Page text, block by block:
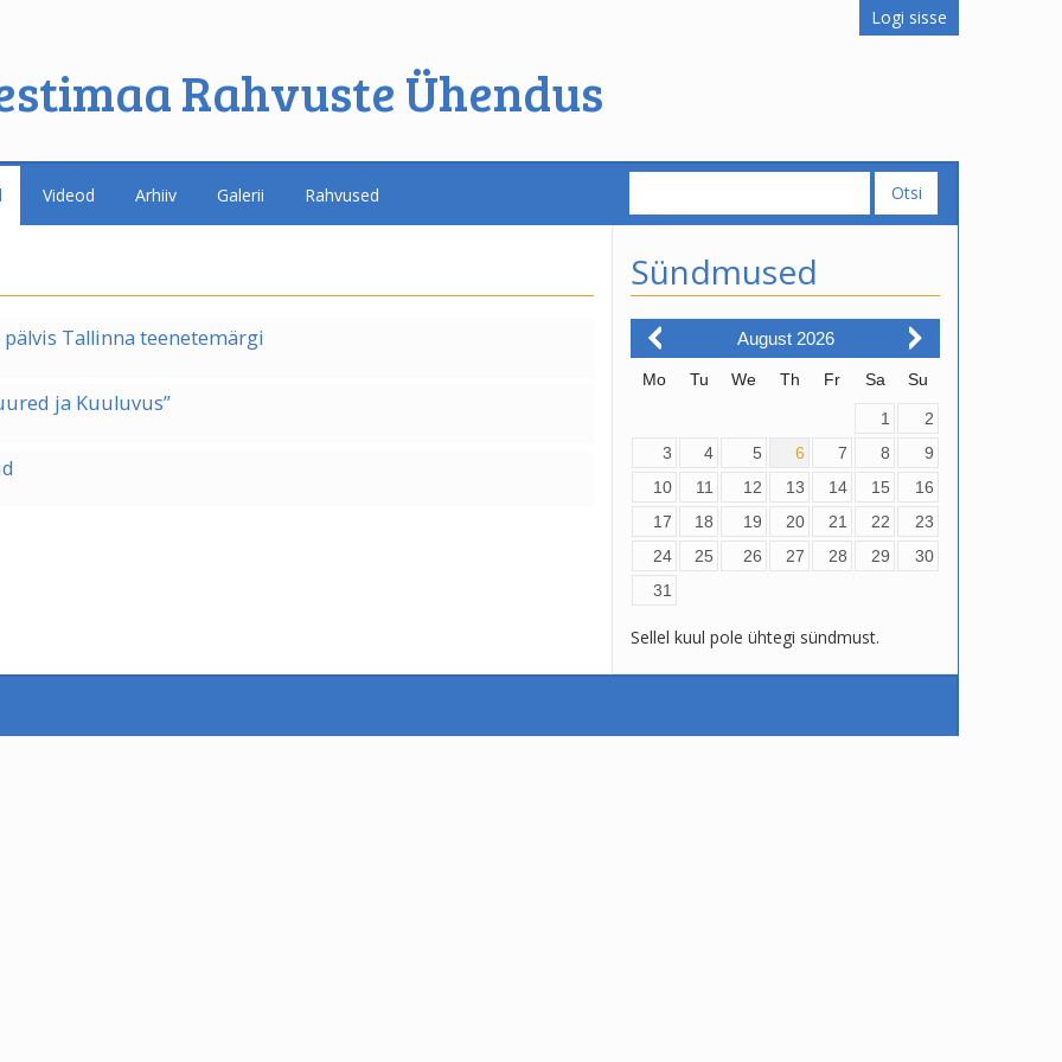
Logi sisse
Rahvuste Ühendus
Videod Arhiiv Galerii Rahvused
Tallinna teenetemärgi
ja Kuuluvus”
Sündmused
August 2026
Mo Tu We Th Fr Sa Su
1
2
3
4 5 6 7 8
9
10
11 12 13 14 15
16
17
18 19 20 21 22
23
24
25 26 27 28 29
30
31
Sellel kuul pole ühtegi sündmust.